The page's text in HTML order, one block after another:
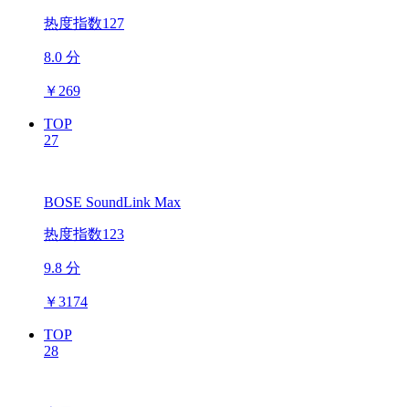
热度指数127
8.0 分
￥ 269
TOP
27
BOSE SoundLink Max
热度指数123
9.8 分
￥3174
TOP
28